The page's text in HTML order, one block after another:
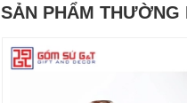
SẢN PHẨM THƯỜNG